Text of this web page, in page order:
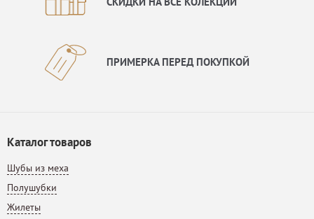
ПРИМЕРКА ПЕРЕД ПОКУПКОЙ
Каталог товаров
Шубы из меха
Полушубки
Жилеты